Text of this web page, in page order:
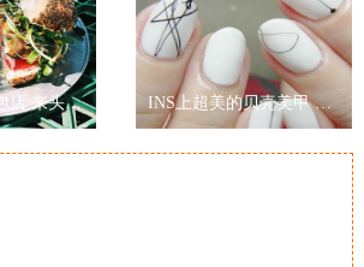
洛杉矶这些面包店 来头可真的不小 INS上超美的贝壳美甲 诠释“Less is more”